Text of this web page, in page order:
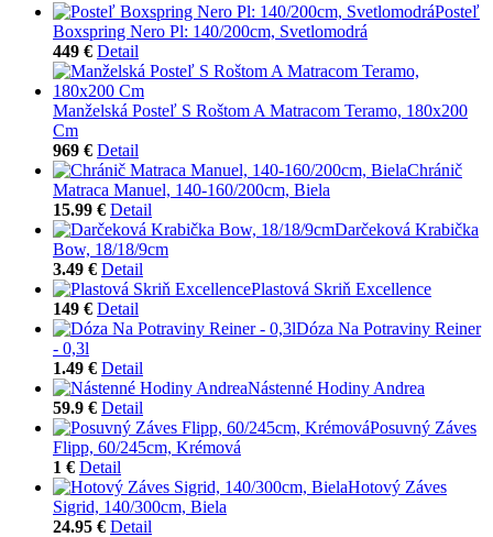
Posteľ
Boxspring Nero Pl: 140/200cm, Svetlomodrá
449 € Detail
Manželská Posteľ S Roštom A Matracom Teramo, 180x200
Cm
969 € Detail
Chránič
Matraca Manuel, 140-160/200cm, Biela
15.99 € Detail
Darčeková Krabička
Bow, 18/18/9cm
3.49 € Detail
Plastová Skriň Excellence
149 € Detail
Dóza Na Potraviny Reiner
- 0,3l
1.49 € Detail
Nástenné Hodiny Andrea
59.9 € Detail
Posuvný Záves
Flipp, 60/245cm, Krémová
1 € Detail
Hotový Záves
Sigrid, 140/300cm, Biela
24.95 € Detail